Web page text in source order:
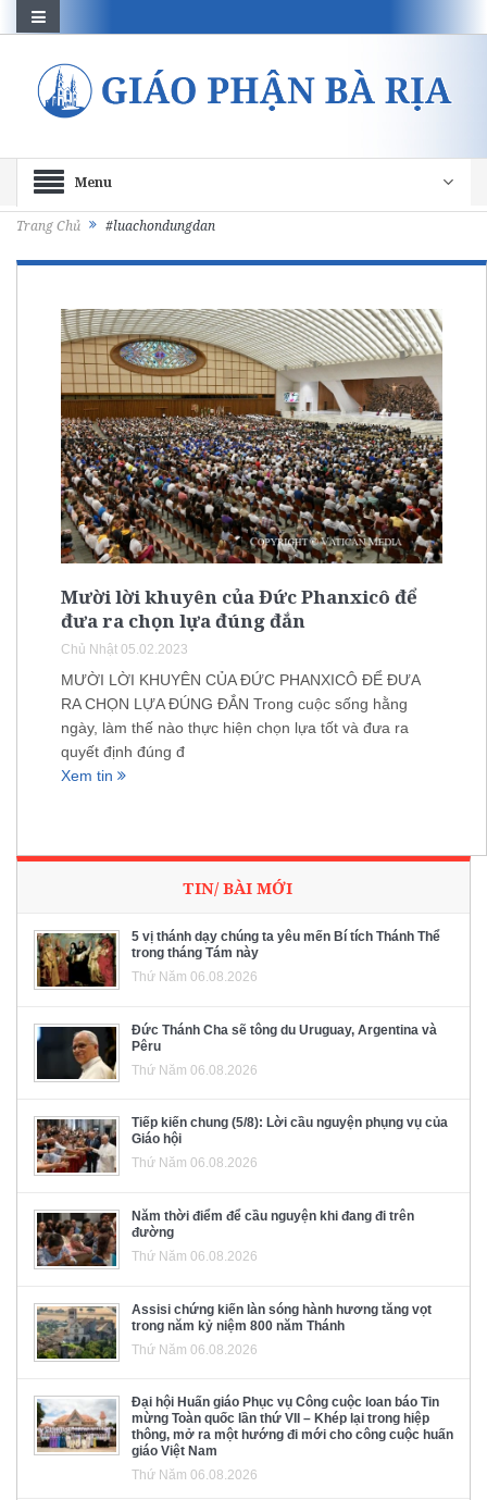
Menu
Trang Chủ #luachondungdan
Mười lời khuyên của Đức Phanxicô để
đưa ra chọn lựa đúng đắn
Chủ Nhật 05.02.2023
MƯỜI LỜI KHUYÊN CỦA ĐỨC PHANXICÔ ĐỂ ĐƯA
RA CHỌN LỰA ĐÚNG ĐẮN Trong cuộc sống hằng
ngày, làm thế nào thực hiện chọn lựa tốt và đưa ra
quyết định đúng đ
Xem tin
TIN/ BÀI MỚI
5 vị thánh dạy chúng ta yêu mến Bí tích Thánh Thể
trong tháng Tám này
Thứ Năm 06.08.2026
Đức Thánh Cha sẽ tông du Uruguay, Argentina và
Pêru
Thứ Năm 06.08.2026
Tiếp kiến chung (5/8): Lời cầu nguyện phụng vụ của
Giáo hội
Thứ Năm 06.08.2026
Năm thời điểm để cầu nguyện khi đang đi trên
đường
Thứ Năm 06.08.2026
Assisi chứng kiến làn sóng hành hương tăng vọt
trong năm kỷ niệm 800 năm Thánh
Thứ Năm 06.08.2026
Đại hội Huấn giáo Phục vụ Công cuộc loan báo Tin
mừng Toàn quốc lần thứ VII – Khép lại trong hiệp
thông, mở ra một hướng đi mới cho công cuộc huấn
giáo Việt Nam
Thứ Năm 06.08.2026